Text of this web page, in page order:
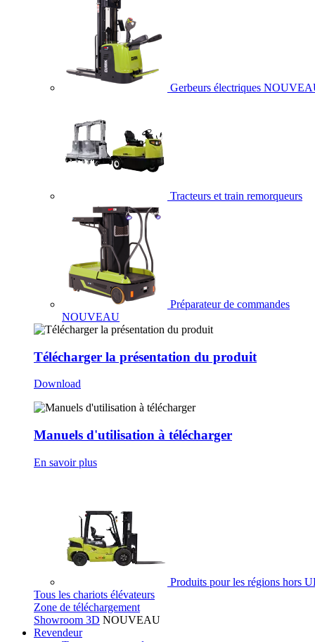
Gerbeurs électriques
Tracteurs et train remorqueurs
Préparateur de commandes
NOUVEAU
Télécharger la présentation du produit
Download
Manuels d'utilisation à télécharger
En savoir plus
Produits pour les régions hors
Tous les chariots élévateurs
Zone de téléchargement
Showroom 3D NOUVEAU
Revendeur